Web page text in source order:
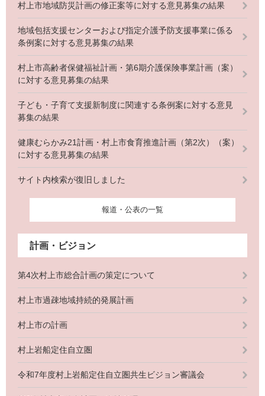
村上市地域防災計画の修正案等に対する意見募集の結果
地域包括支援センターおよび指定介護予防支援事業に係る
条例案に対する意見募集の結果
村上市高齢者保健福祉計画・第6期介護保険事業計画（案）
に対する意見募集の結果
子ども・子育て支援新制度に関連する条例案に対する意見
募集の結果
健康むらかみ21計画・村上市食育推進計画（第2次）（案）
に対する意見募集の結果
サイト内検索が復旧しました
報道・公表の一覧
計画・ビジョン
第4次村上市総合計画の策定について
村上市過疎地域持続的発展計画
村上市の計画
村上岩船定住自立圏
令和7年度村上岩船定住自立圏共生ビジョン審議会